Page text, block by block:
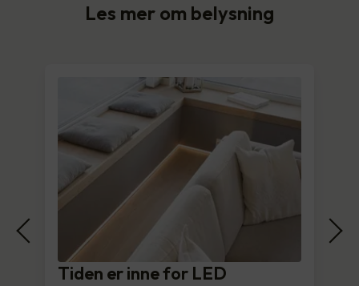
Les mer om belysning
Tiden er inne for LED